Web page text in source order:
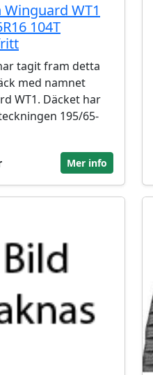
Winguard WT1
104T
tagit fram detta
med namnet
WT1. Däcket har
195/65-
Mer info